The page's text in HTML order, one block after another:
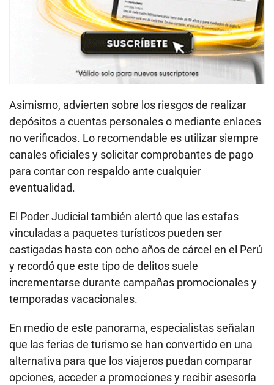
Asimismo, advierten sobre los riesgos de realizar
depósitos a cuentas personales o mediante enlaces
no verificados. Lo recomendable es utilizar siempre
canales oficiales y solicitar comprobantes de pago
para contar con respaldo ante cualquier
eventualidad.
El Poder Judicial también alertó que las estafas
vinculadas a paquetes turísticos pueden ser
castigadas hasta con ocho años de cárcel en el Perú
y recordó que este tipo de delitos suele
incrementarse durante campañas promocionales y
temporadas vacacionales.
En medio de este panorama, especialistas señalan
que las ferias de turismo se han convertido en una
alternativa para que los viajeros puedan comparar
opciones, acceder a promociones y recibir asesoría